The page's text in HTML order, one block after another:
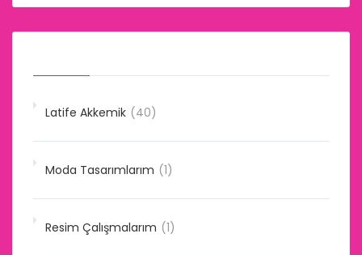
Latife Akkemik (40)
Moda Tasarımlarım (1)
Resim Çalışmalarım (1)